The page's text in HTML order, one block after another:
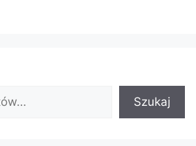
Szukaj